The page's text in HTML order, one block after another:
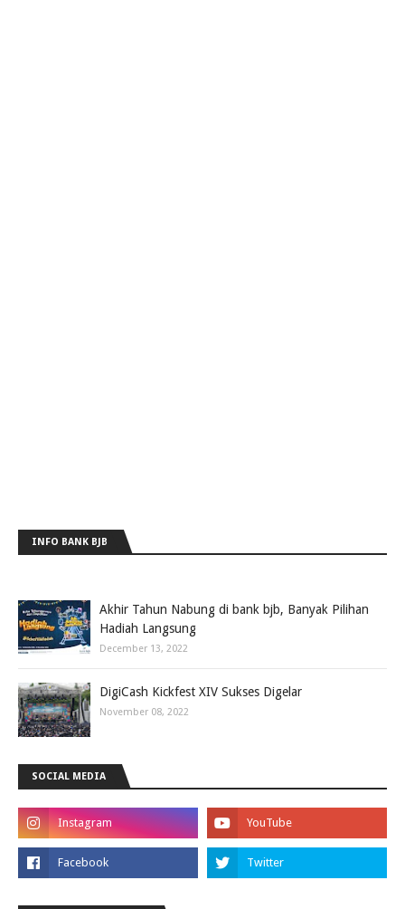
INFO BANK BJB
Akhir Tahun Nabung di bank bjb, Banyak Pilihan
Hadiah Langsung
December 13, 2022
DigiCash Kickfest XIV Sukses Digelar
November 08, 2022
SOCIAL MEDIA